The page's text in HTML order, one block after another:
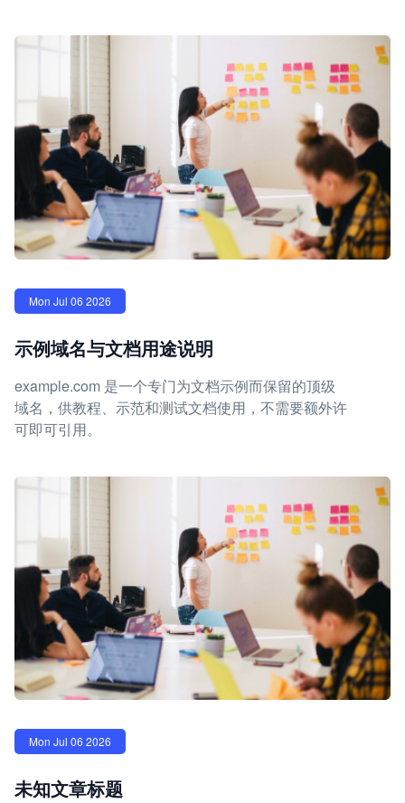
Mon Jul 06 2026
示例域名与文档用途说明
example.com 是一个专门为文档示例而保留的顶级
域名，供教程、示范和测试文档使用，不需要额外许
可即可引用。
Mon Jul 06 2026
未知文章标题